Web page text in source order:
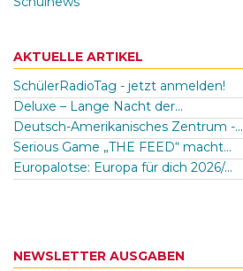
AKTUELLE ARTIKEL
SchülerRadioTag - jetzt anmelden!
Deluxe – Lange Nacht der...
Deutsch-Amerikanisches Zentrum -...
Serious Game „THE FEED“ macht...
Europalotse: Europa für dich 2026/...
NEWSLETTER AUSGABEN